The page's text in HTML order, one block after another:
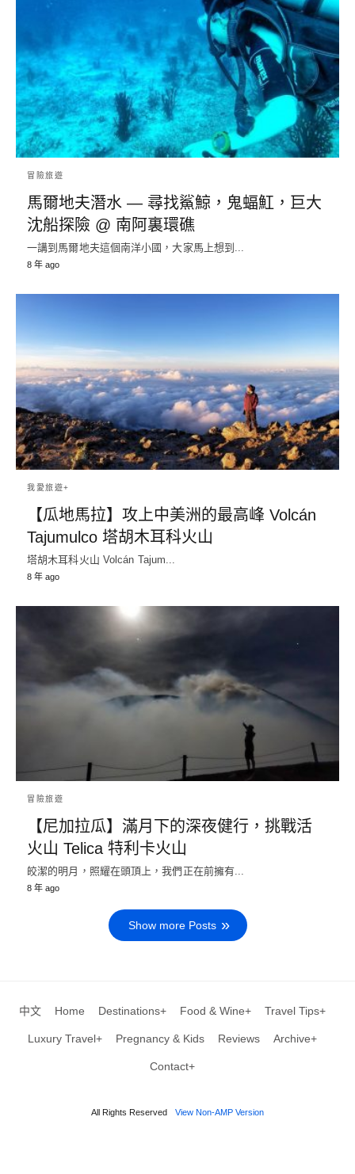
冒險旅遊
馬爾地夫潛水 — 尋找鯊鯨，鬼蝠魟，巨大
沈船探險 @ 南阿裏環礁
一講到馬爾地夫這個南洋小國，大家馬上想到...
8 年 ago
我愛旅遊+
【瓜地馬拉】攻上中美洲的最高峰 Volcán
Tajumulco 塔胡木耳科火山
塔胡木耳科火山 Volcán Tajum...
8 年 ago
冒險旅遊
【尼加拉瓜】滿月下的深夜健行，挑戰活
火山 Telica 特利卡火山
皎潔的明月，照耀在頭頂上，我們正在前擁有...
8 年 ago
Show more Posts
中文 Home Destinations+ Food & Wine+ Travel Tips+
Luxury Travel+ Pregnancy & Kids Reviews Archive+
Contact+
All Rights Reserved View Non-AMP Version